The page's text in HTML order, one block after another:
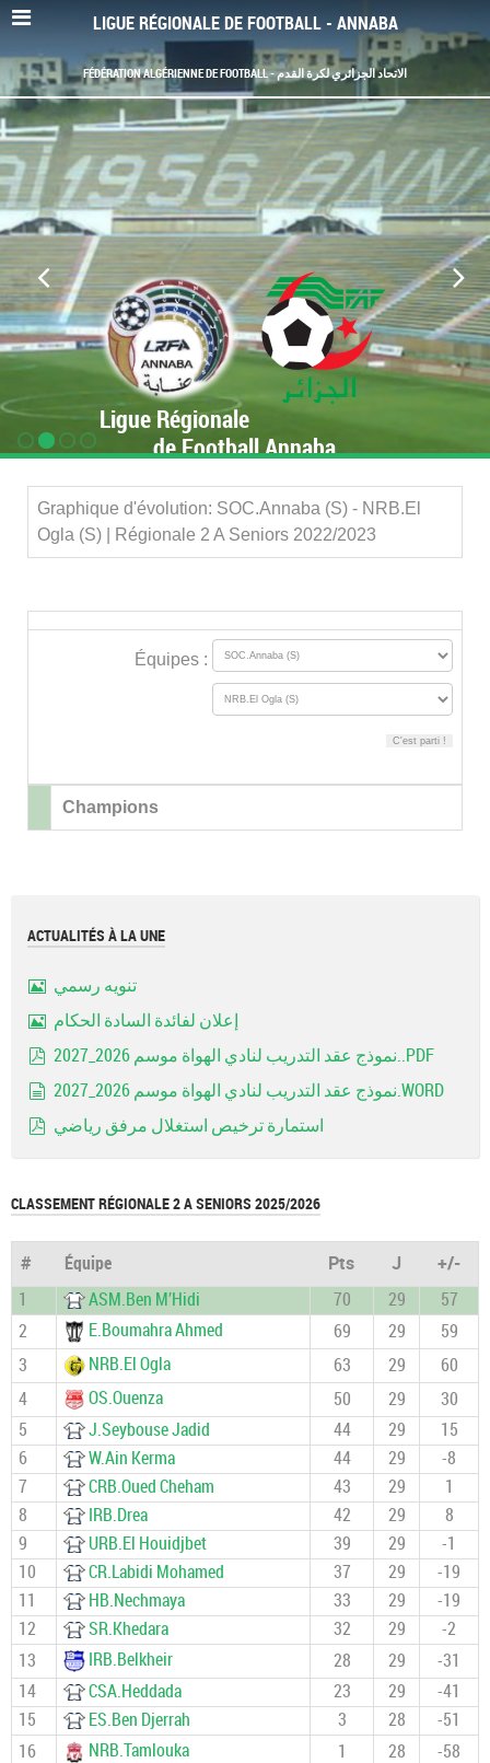
LIGUE RÉGIONALE DE FOOTBALL - ANNABA
FÉDÉRATION ALGÉRIENNE DE FOOTBALL - الاتحاد الجزائري لكرة القدم
Ligue Régionale
de Football Annaba
Graphique d'évolution: SOC.Annaba (S) - NRB.El
Ogla (S) | Régionale 2 A Seniors 2022/2023
Équipes :
Champions
ACTUALITÉS À LA UNE
تنويه رسمي
إعلان لفائدة السادة الحكام
نموذج عقد التدريب لنادي الهواة موسم 2026_2027..PDF
نموذج عقد التدريب لنادي الهواة موسم 2026_2027.WORD
استمارة ترخيص استغلال مرفق رياضي
CLASSEMENT RÉGIONALE 2 A SENIORS 2025/2026
# Équipe Pts J
+/-
1
ASM.Ben M’Hidi 70 29
57
2
E.Boumahra Ahmed 69 29
59
3
NRB.El Ogla 63 29
60
4
OS.Ouenza 50 29
30
5
J.Seybouse Jadid 44 29
15
6
W.Ain Kerma 44 29
-8
7
CRB.Oued Cheham 43 29
1
8
IRB.Drea 42 29
8
9
URB.El Houidjbet 39 29
-1
10
CR.Labidi Mohamed 37 29
-19
11
HB.Nechmaya 33 29
-19
12
SR.Khedara 32 29
-2
13
IRB.Belkheir 28 29
-31
14
CSA.Heddada 23 29
-41
15
ES.Ben Djerrah 3 28
-51
16
NRB.Tamlouka 1 28 -58